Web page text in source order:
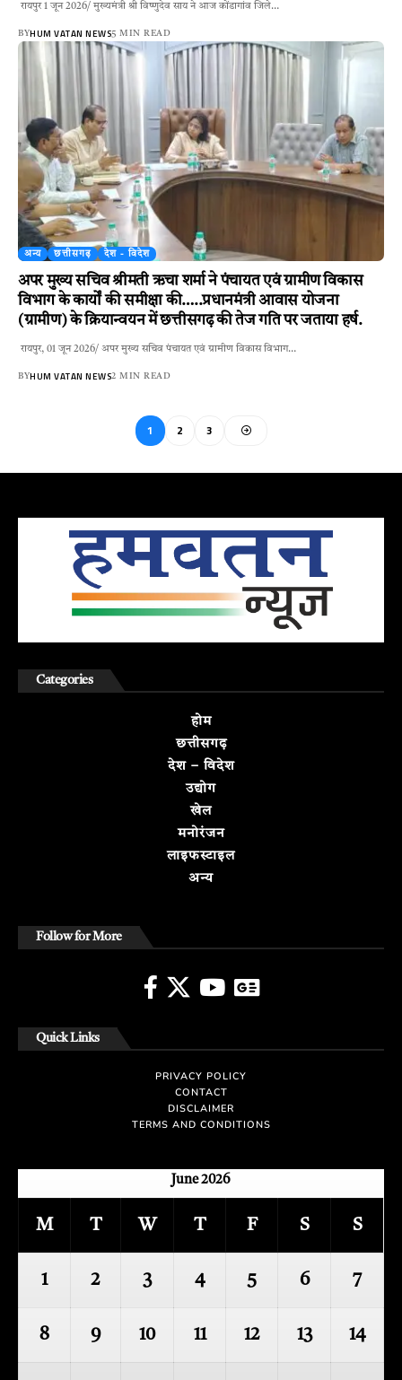
रायपुर 1 जून 2026/ मुख्यमंत्री श्री विष्णुदेव साय ने आज कोंडागांव जिले…
BYHUM VATAN NEWS5 MIN READ
अन्य छत्तीसगढ़ देश - विदेश
अपर मुख्य सचिव श्रीमती ऋचा शर्मा ने पंचायत एवं ग्रामीण विकास
विभाग के कार्यों की समीक्षा की…..प्रधानमंत्री आवास योजना
(ग्रामीण) के क्रियान्वयन में छत्तीसगढ़ की तेज गति पर जताया हर्ष.
रायपुर, 01 जून 2026/ अपर मुख्य सचिव पंचायत एवं ग्रामीण विकास विभाग…
BYHUM VATAN NEWS2 MIN READ
1 2 3
Categories
होम
छत्तीसगढ़
देश – विदेश
उद्योग
खेल
मनोरंजन
लाइफस्टाइल
अन्य
Follow for More
Quick Links
PRIVACY POLICY
CONTACT
DISCLAIMER
TERMS AND CONDITIONS
June 2026
M T W T F S S
1 2 3 4 5 6 7
8 9 10 11 12 13 14